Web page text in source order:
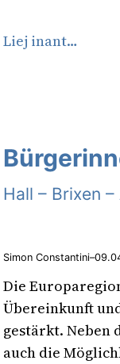
Liej inant…
Hall – Brixen –
Simon Constantini–
Die
Übereinkunft
gestärkt. Neben
auch die